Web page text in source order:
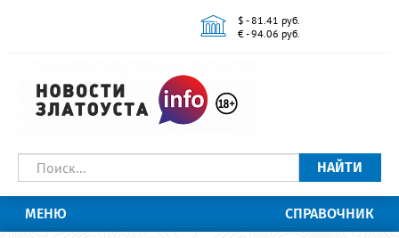
$ - 81.41 руб.
€ - 94.06 руб.
НАЙТИ
МЕНЮ СПРАВОЧНИК